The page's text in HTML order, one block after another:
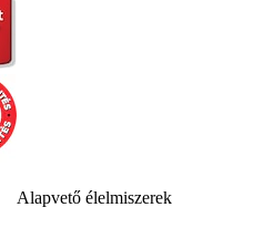
Alapvető élelmiszerek